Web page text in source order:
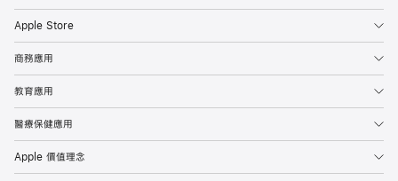
Apple Store
商務應用
教育應用
醫療保健應用
Apple 價值理念